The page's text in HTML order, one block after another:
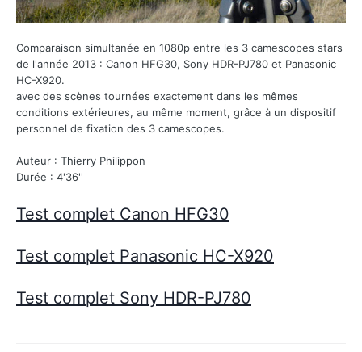
Comparaison simultanée en 1080p entre les 3 camescopes stars
de l'année 2013 : Canon HFG30, Sony HDR-PJ780 et Panasonic
HC-X920.
avec des scènes tournées exactement dans les mêmes
conditions extérieures, au même moment, grâce à un dispositif
personnel de fixation des 3 camescopes.
Auteur : Thierry Philippon
Durée : 4'36''
Test complet Canon HFG30
Test complet Panasonic HC-X920
Test complet Sony HDR-PJ780